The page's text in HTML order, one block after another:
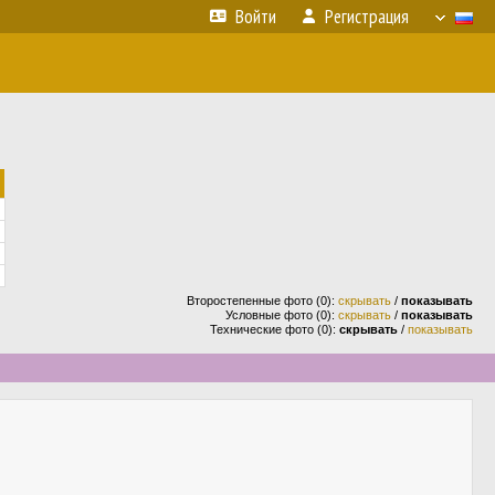
Войти Регистрация
Второстепенные фото (0): скрывать / показывать
Условные фото (0): скрывать / показывать
Технические фото (0): скрывать / показывать